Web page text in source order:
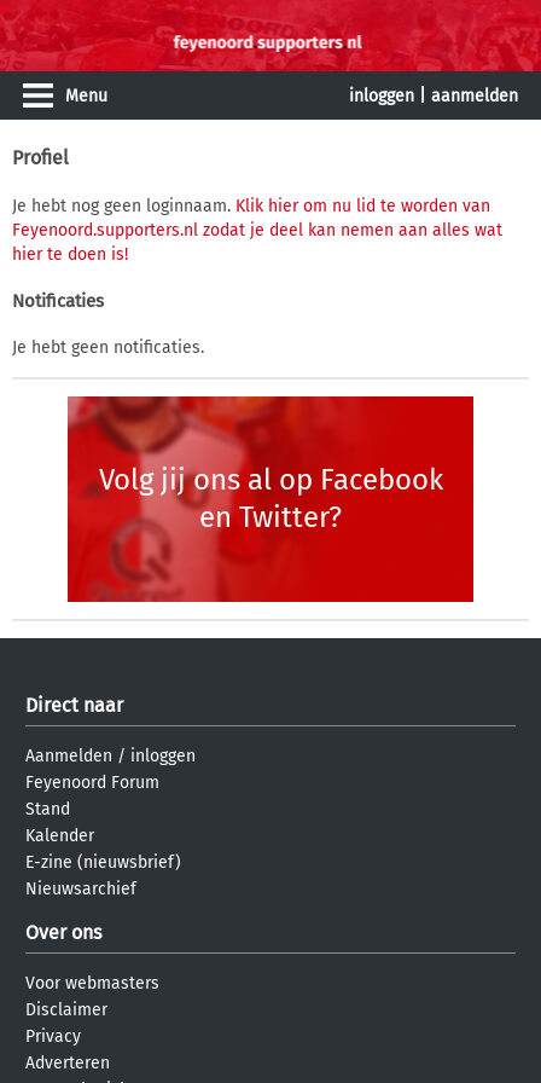
Menu inloggen aanmelden
Profiel
Je hebt nog geen loginnaam. Klik hier om nu lid te worden van
Feyenoord.supporters.nl zodat je deel kan nemen aan alles wat
hier te doen is!
Notificaties
Je hebt geen notificaties.
Volg jij ons al op Facebook
en Twitter?
Direct naar
Aanmelden / inloggen
Feyenoord Forum
Stand
Kalender
E-zine (nieuwsbrief)
Nieuwsarchief
Over ons
Voor webmasters
Disclaimer
Privacy
Adverteren